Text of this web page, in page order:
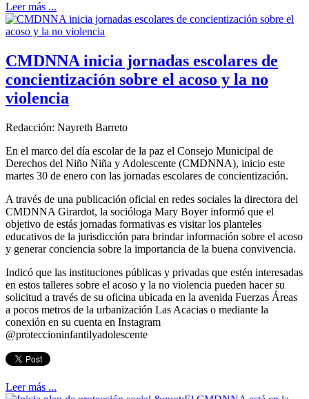
Leer más ...
CMDNNA inicia jornadas escolares de
concientización sobre el acoso y la no
violencia
Redacción: Nayreth Barreto
En el marco del día escolar de la paz el Consejo Municipal de
Derechos del Niño Niña y Adolescente (CMDNNA), inicio este
martes 30 de enero con las jornadas escolares de concientización.
A través de una publicación oficial en redes sociales la directora del
CMDNNA Girardot, la socióloga Mary Boyer informó que el
objetivo de estás jornadas formativas es visitar los planteles
educativos de la jurisdicción para brindar información sobre el acoso
y generar conciencia sobre la importancia de la buena convivencia.
Indicó que las instituciones públicas y privadas que estén interesadas
en estos talleres sobre el acoso y la no violencia pueden hacer su
solicitud a través de su oficina ubicada en la avenida Fuerzas Áreas
a pocos metros de la urbanización Las Acacias o mediante la
conexión en su cuenta en Instagram
@proteccioninfantilyadolescente
Leer más ...